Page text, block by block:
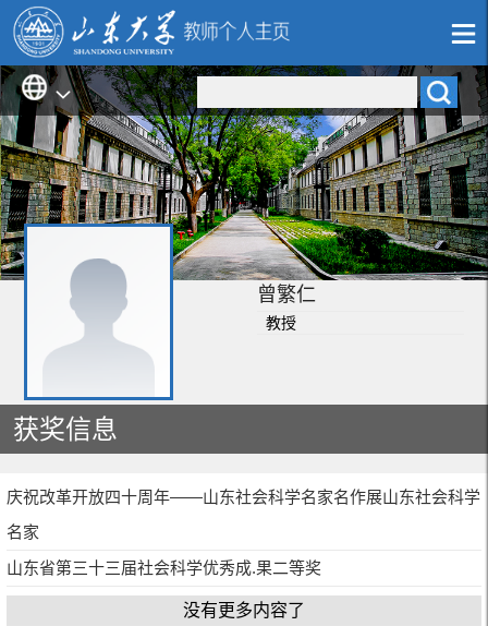
曾繁仁
教授
获奖信息
庆祝改革开放四十周年——山东社会科学名家名作展山东社会科学
名家
山东省第三十三届社会科学优秀成.果二等奖
没有更多内容了